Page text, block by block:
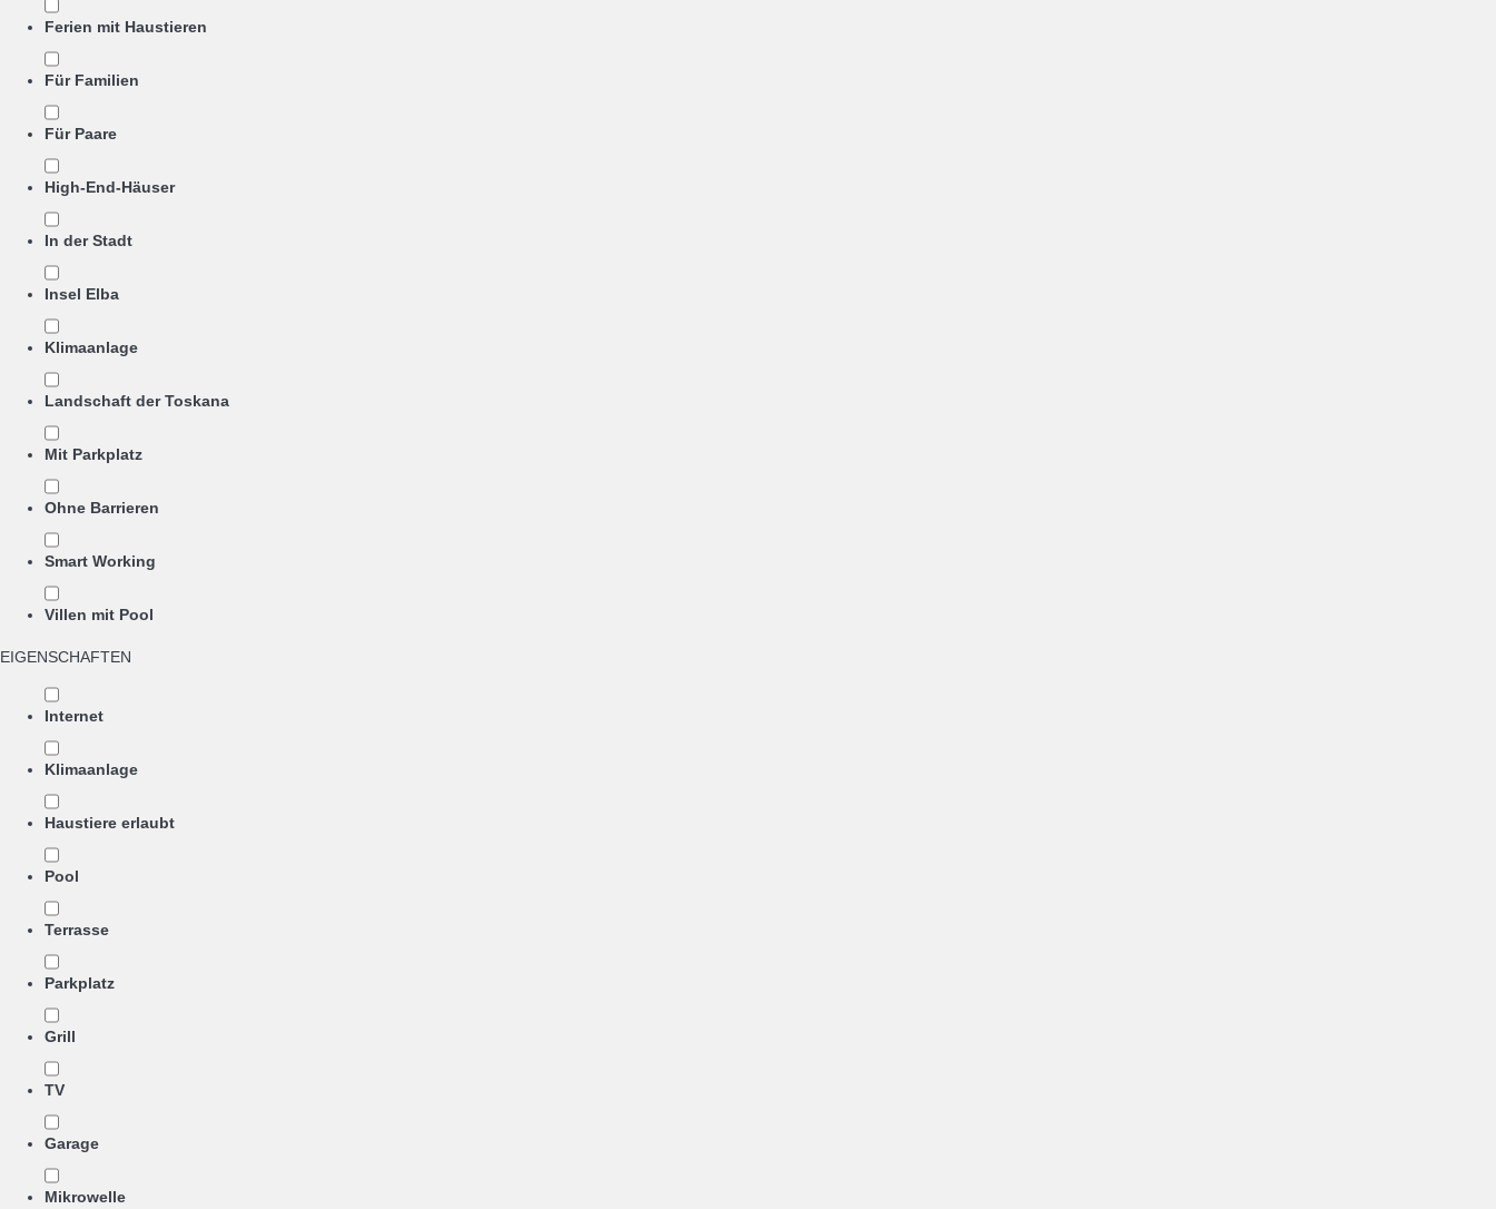
Ferien mit Haustieren
Für Familien
Für Paare
High-End-Häuser
In der Stadt
Insel Elba
Klimaanlage
Landschaft der Toskana
Mit Parkplatz
Ohne Barrieren
Smart Working
Villen mit Pool
EIGENSCHAFTEN
Internet
Klimaanlage
Haustiere erlaubt
Pool
Terrasse
Parkplatz
Grill
TV
Garage
Mikrowelle